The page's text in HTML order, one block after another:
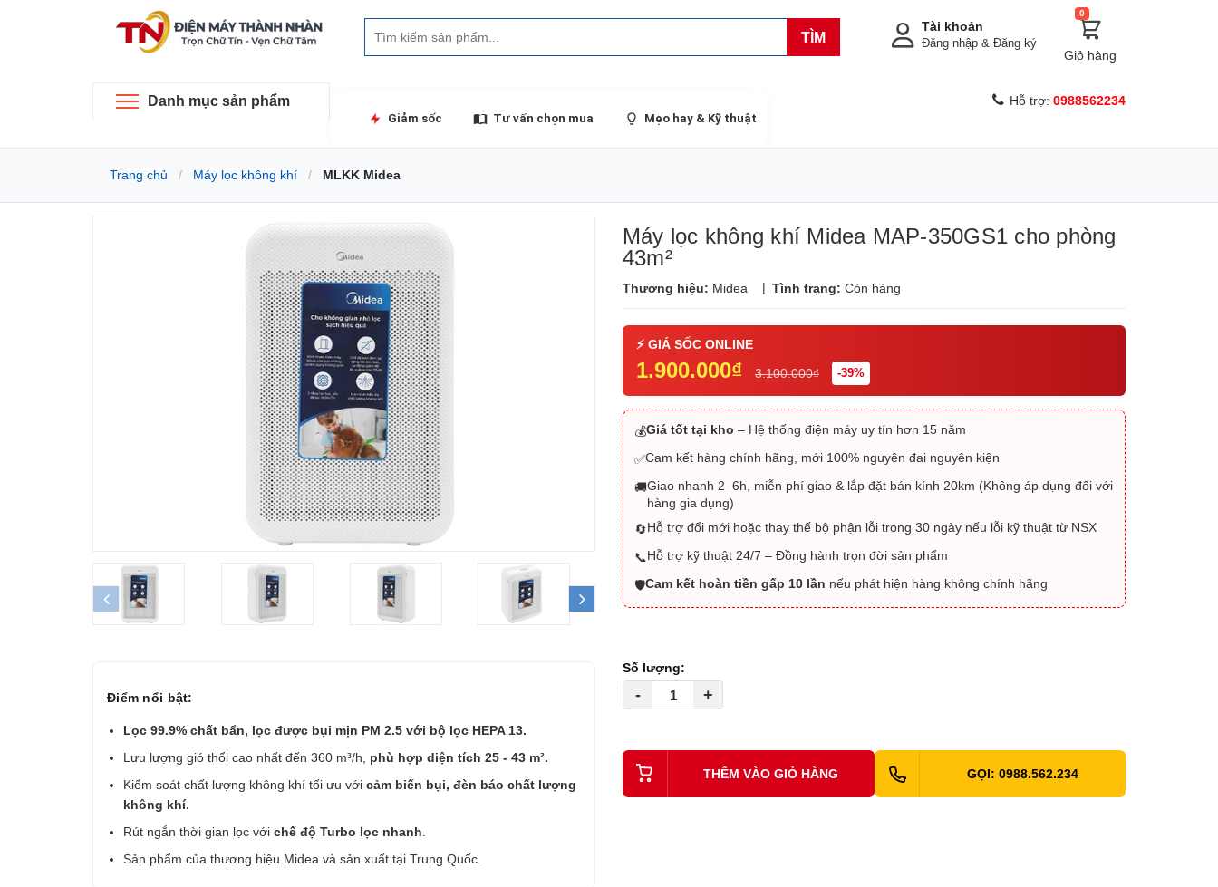
TÌM
0
Giỏ hàng
Tài khoản
Đăng nhập & Đăng ký
Danh mục sản phẩm
Giảm sốc Tư vấn chọn mua Mẹo hay & Kỹ thuật
Hỗ trợ: 0988562234
Trang chủ Máy lọc không khí MLKK Midea
prev
Điểm nổi bật:
Lọc 99.9% chất bẩn, lọc được bụi mịn PM 2.5 với bộ lọc HEPA 13.
Lưu lượng gió thổi cao nhất đến 360 m³/h, phù hợp diện tích 25 - 43 m².
Kiểm soát chất lượng không khí tối ưu với cảm biến bụi, đèn báo chất lượng
không khí.
Rút ngắn thời gian lọc với chế độ Turbo lọc nhanh
Sản phẩm của thương hiệu Midea và sản xuất tại Trung Quốc.
Máy lọc không khí Midea MAP-350GS1 cho phòng
43m²
Thương hiệu: Midea | Tình trạng: Còn hàng
1.900.000₫ 3.100.000₫ -39%
💰Giá tốt tại kho – Hệ thống điện máy uy tín hơn 15 năm
✅Cam kết hàng chính hãng, mới 100% nguyên đai nguyên kiện
🚚Giao nhanh 2–6h, miễn phí giao & lắp đặt bán kính 20km (Không áp dụng đối với
hàng gia dụng)
🔄Hỗ trợ đổi mới hoặc thay thế bộ phận lỗi trong 30 ngày nếu lỗi kỹ thuật từ NSX
📞Hỗ trợ kỹ thuật 24/7 – Đồng hành trọn đời sản phẩm
🛡️Cam kết hoàn tiền gấp 10 lần nếu phát hiện hàng không chính hãng
Số lượng:
- +
THÊM VÀO GIỎ HÀNG GỌI: 0988.562.234